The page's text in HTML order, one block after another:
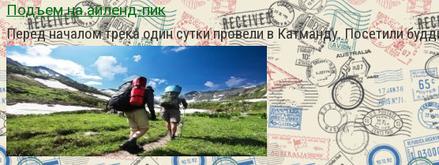
Подъем на айленд-пик
Перед началом трека один сутки провели в Катманду. Посетили